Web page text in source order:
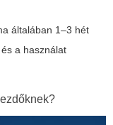
általában 1–3 hét
a használat